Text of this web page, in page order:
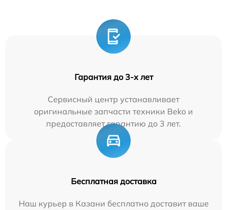
Гарантия до 3-х лет
Сервисный центр устанавливает
оригинальные запчасти техники Beko и
предоставляет гарантию до 3 лет.
Бесплатная доставка
Наш курьер в Казани бесплатно доставит ваше